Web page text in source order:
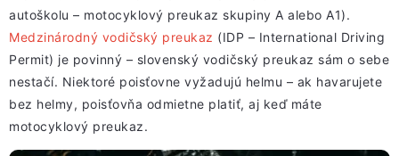
autoškolu – motocyklový preukaz skupiny A alebo A1).
Medzinárodný vodičský preukaz (IDP – International Driving
Permit) je povinný – slovenský vodičský preukaz sám o sebe
nestačí. Niektoré poisťovne vyžadujú helmu – ak havarujete
bez helmy, poisťovňa odmietne platiť, aj keď máte
motocyklový preukaz.